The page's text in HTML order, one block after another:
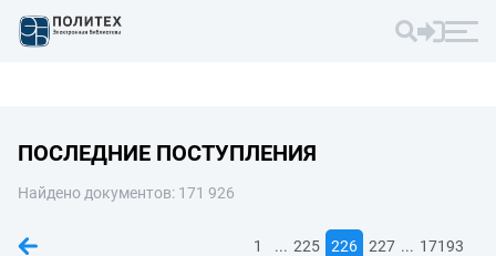
ПОСЛЕДНИЕ ПОСТУПЛЕНИЯ
Найдено документов: 171 926
1 ... 225 226 227 ... 17193